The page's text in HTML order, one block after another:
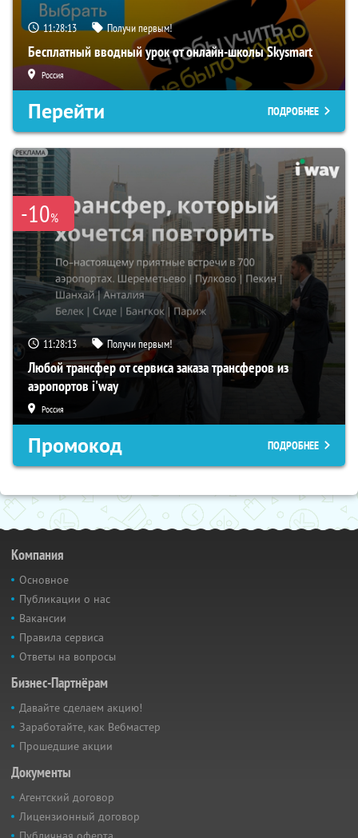
11:28:12 Получи первым!
Бесплатный вводный урок от онлайн-школы Skysmart
Россия
Перейти ПОДРОБНЕЕ
-10%
11:28:12 Получи первым!
Любой трансфер от сервиса заказа трансферов из
аэропортов i'way
Россия
Промокод ПОДРОБНЕЕ
Компания
Основное
Публикации о нас
Вакансии
Правила сервиса
Ответы на вопросы
Бизнес-Партнёрам
Давайте сделаем акцию!
Заработайте, как Вебмастер
Прошедшие акции
Документы
Агентский договор
Лицензионный договор